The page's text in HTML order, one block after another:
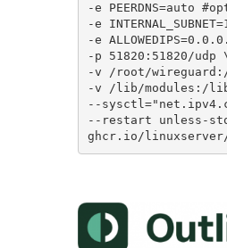
-e PEERDNS=auto
-e
-e
-p 51820:51820/udp
-v /root/
-v /lib/modules:/
--
--restart unless-
ghcr.io/linuxserver/